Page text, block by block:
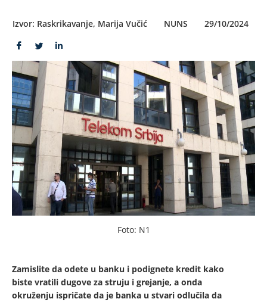
Izvor: Raskrikavanje, Marija Vučić NUNS 29/10/2024
Foto: N1
Zamislite da odete u banku i podignete kredit kako
biste vratili dugove za struju i grejanje, a onda
okruženju ispričate da je banka u stvari odlučila da